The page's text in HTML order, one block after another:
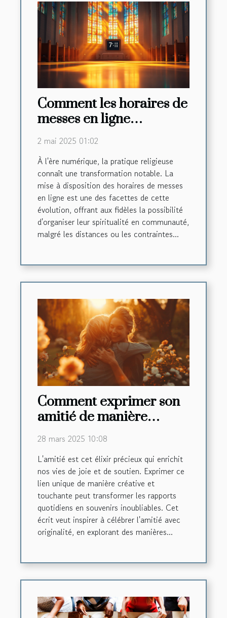
Comment les horaires de
messes en ligne
renforcent la foi
communautaire
2 mai 2025 01:02
À l'ère numérique, la pratique religieuse
connaît une transformation notable. La
mise à disposition des horaires de messes
en ligne est une des facettes de cette
évolution, offrant aux fidèles la possibilité
d'organiser leur spiritualité en communauté,
malgré les distances ou les contraintes...
Comment exprimer son
amitié de manière
créative et touchante
28 mars 2025 10:08
L'amitié est cet élixir précieux qui enrichit
nos vies de joie et de soutien. Exprimer ce
lien unique de manière créative et
touchante peut transformer les rapports
quotidiens en souvenirs inoubliables. Cet
écrit veut inspirer à célébrer l'amitié avec
originalité, en explorant des manières...